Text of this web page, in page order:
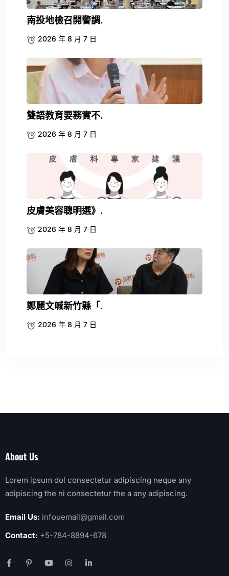
南投地檢召開警調.
2026 年 8 月 7 日
雙語教育要務實不.
2026 年 8 月 7 日
皮膚美容聰明選》.
2026 年 8 月 7 日
鄭麗文喊新竹縣「.
2026 年 8 月 7 日
About Us
Lorem ipsum dol consectetur adipiscing neque any
adipiscing the ni consectetur the a any adipiscing.
Email Us: infouemail@gmail.com
Contact: +5-784-8894-678